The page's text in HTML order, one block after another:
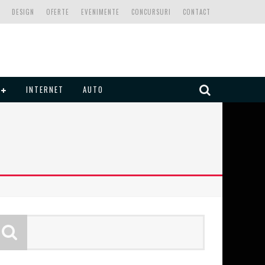
CONTACT
CONCURSURI
EVENIMENTE
OFERTE
DESIGN
INTERNET AUTO